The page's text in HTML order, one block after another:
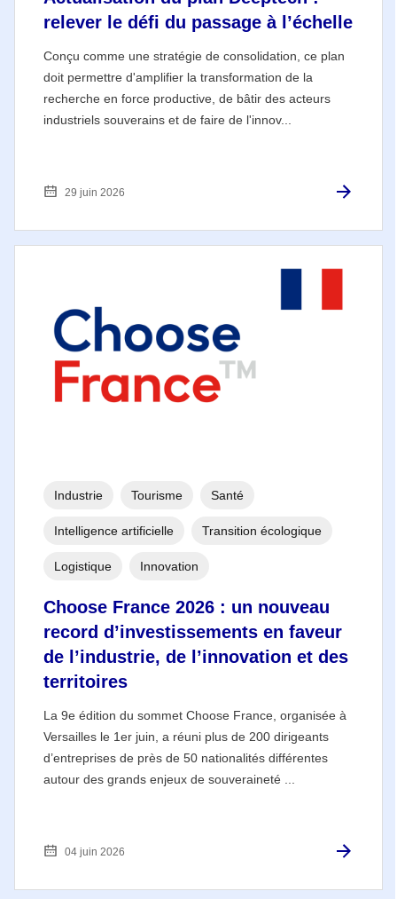
relever le défi du passage à l’échelle
Conçu comme une stratégie de consolidation, ce plan
doit permettre d'amplifier la transformation de la
recherche en force productive, de bâtir des acteurs
industriels souverains et de faire de l'innov...
29 juin 2026
Choose France 2026 : un nouveau
record d’investissements en faveur
de l’industrie, de l’innovation et des
territoires
La 9e édition du sommet Choose France, organisée à
Versailles le 1er juin, a réuni plus de 200 dirigeants
d’entreprises de près de 50 nationalités différentes
autour des grands enjeux de souveraineté ...
Industrie Tourisme Santé
Intelligence artificielle Transition écologique
Logistique Innovation
04 juin 2026